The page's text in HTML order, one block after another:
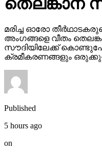
തെലങ്കാന
മരിച്ച ഓരോ
അംഗങ്ങളെ വീതം
സൗദിയിലേക്ക്
ക്രമീകരണങ്ങളും
Published
5 hours ago
on